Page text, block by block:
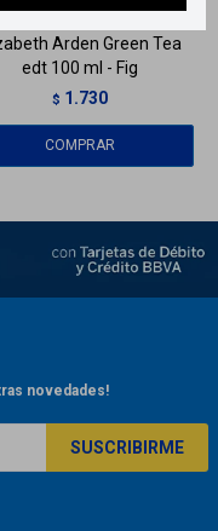
Arden Green Tea
edt 100 ml - Fig
$ 1.730
novedades!
SUSCRIBIRME